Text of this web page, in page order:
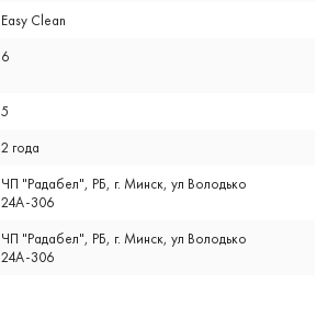
Easy Clean
6
5
2 года
ЧП "Радабел", РБ, г. Минск, ул Володько
24А-306
ЧП "Радабел", РБ, г. Минск, ул Володько
24А-306